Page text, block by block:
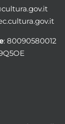
: 80090580012